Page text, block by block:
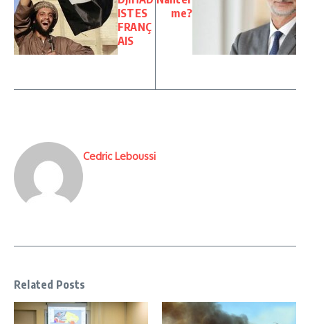
ISTES
FRANÇ
AIS
me?
Cedric Leboussi
Related Posts